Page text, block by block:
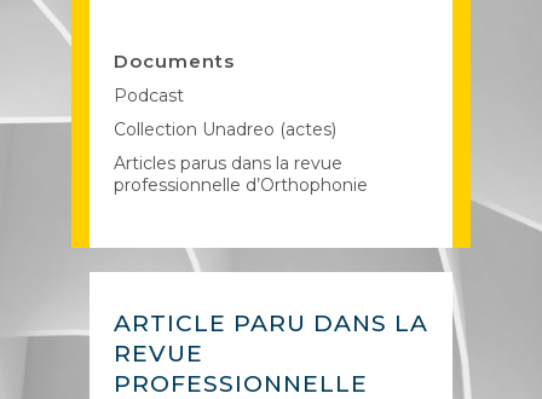
Documents
Podcast
Collection Unadreo (actes)
Articles parus dans la revue
professionnelle d’Orthophonie
ARTICLE PARU DANS LA
REVUE
PROFESSIONNELLE